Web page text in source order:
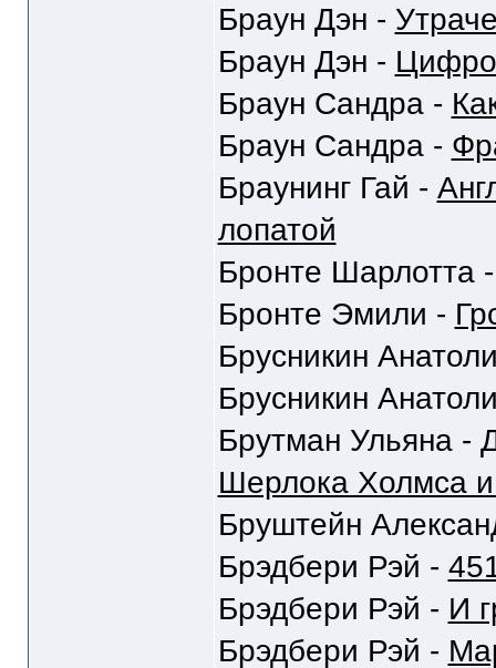
Браун Дэн -
Браун Дэн -
Браун Сандра -
Браун Сандра -
Браунинг Гай -
лопатой
Бронте Шарлотта
Бронте Эмили -
Брусникин
Брусникин
Брутман Ульяна -
Шерлока Холмса и
Бруштейн
Брэдбери Рэй -
Брэдбери Рэй - И
Брэдбери Рэй -